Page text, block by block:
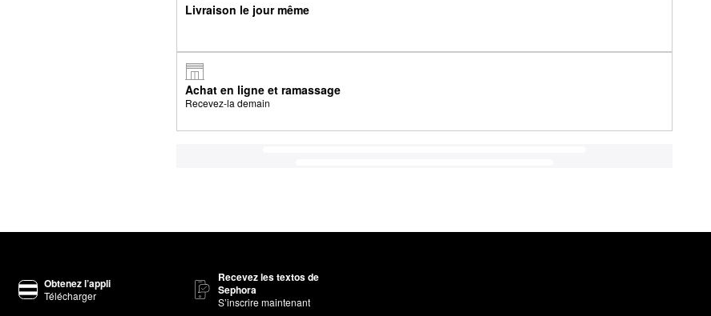
Livraison le jour même
Achat en ligne et ramassage
Recevez-la demain
Obtenez l’appli
Télécharger
Recevez les textos de
Sephora
S’inscrire maintenant